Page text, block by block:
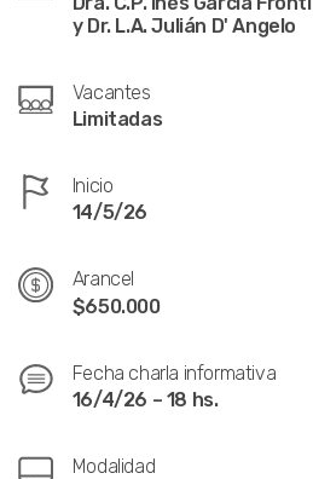
y Dr. L.A. Julián D' Angelo
Vacantes
Limitadas
Inicio
14/5/26
Arancel
$650.000
Fecha charla informativa
16/4/26 – 18 hs.
Modalidad